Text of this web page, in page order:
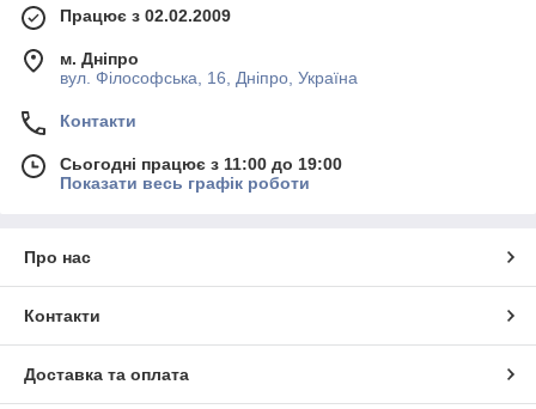
Працює з 02.02.2009
м. Дніпро
вул. Філософська, 16, Дніпро, Україна
Контакти
Сьогодні працює з 11:00 до 19:00
Показати весь графік роботи
Про нас
Контакти
Доставка та оплата